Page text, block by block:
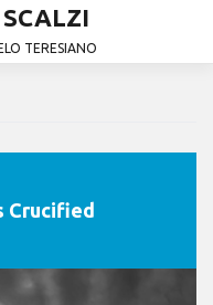
TERESIANO
Crucified